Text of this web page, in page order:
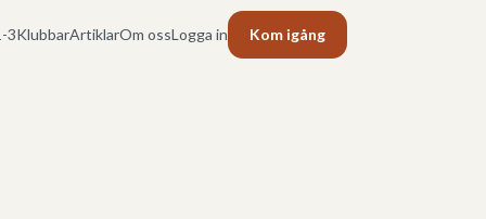
3KlubbarArtiklarOm ossLogga in Kom igång